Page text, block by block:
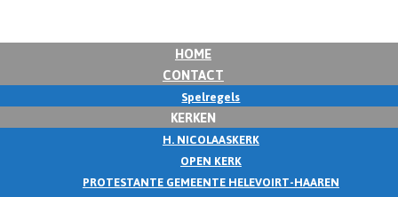
HOME
CONTACT
Spelregels
KERKEN
H. NICOLAASKERK
OPEN KERK
PROTESTANTE GEMEENTE HELEVOIRT-HAAREN